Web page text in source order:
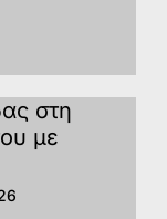
στη
με